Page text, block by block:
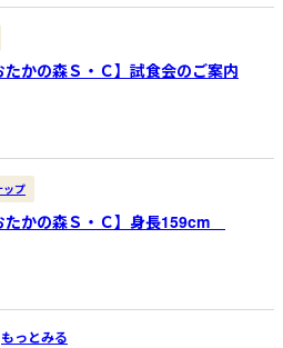
たかの森Ｓ・Ｃ】試食会のご案内
ップ
たかの森Ｓ・Ｃ】身長159cm
もっとみる